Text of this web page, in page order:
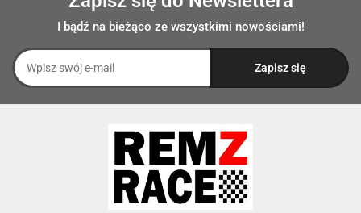
I bądź na bieżąco ze wszystkimi nowościami!